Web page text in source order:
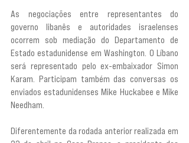
As negociações entre representantes do
governo libanês e autoridades israelenses
ocorrem sob mediação do Departamento de
Estado estadunidense em Washington. O Líbano
será representado pelo ex-embaixador Simon
Karam. Participam também das conversas os
enviados estadunidenses Mike Huckabee e Mike
Needham.
Diferentemente da rodada anterior realizada em